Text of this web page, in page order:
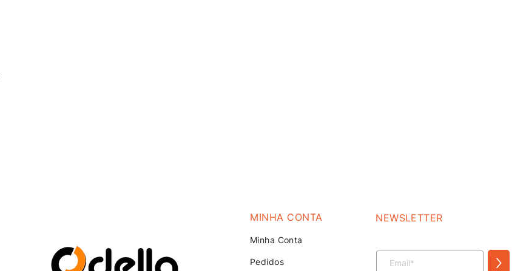
MINHA CONTA
Minha Conta
Pedidos
NEWSLETTER
>